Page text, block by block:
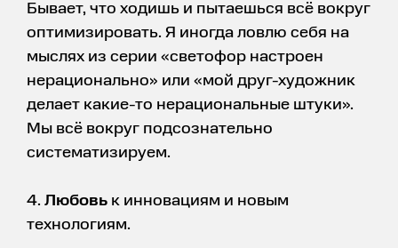
Бывает, что ходишь и пытаешься всё вокруг
оптимизировать. Я иногда ловлю себя на
мыслях из серии «светофор настроен
нерационально» или «мой друг-художник
делает какие-то нерациональные штуки».
Мы всё вокруг подсознательно
систематизируем.
4. Любовь к инновациям и новым
технологиям.